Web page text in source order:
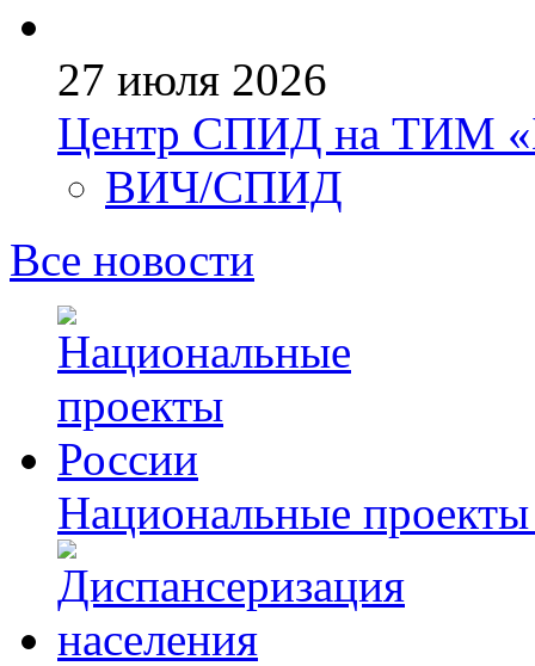
27 июля 2026
Центр СПИД на ТИМ
ВИЧ/СПИД
Все новости
Национальные